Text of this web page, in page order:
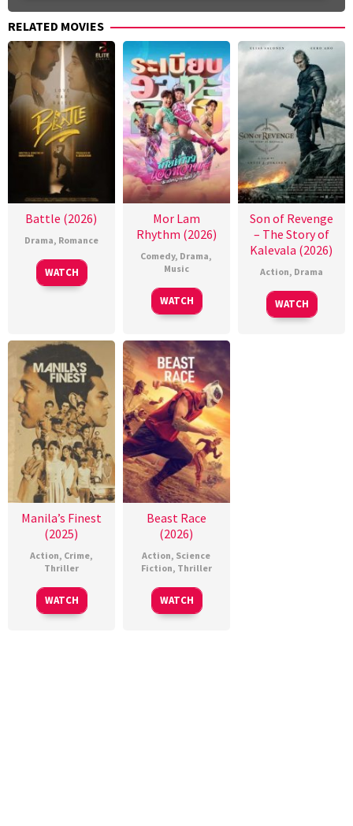
RELATED MOVIES
Battle (2026)
Drama, Romance
WATCH
Mor Lam
Rhythm (2026)
Comedy, Drama,
Music
WATCH
Son of Revenge
– The Story of
Kalevala (2026)
Action, Drama
WATCH
Manila’s Finest
(2025)
Action, Crime,
Thriller
WATCH
Beast Race
(2026)
Action, Science
Fiction, Thriller
WATCH